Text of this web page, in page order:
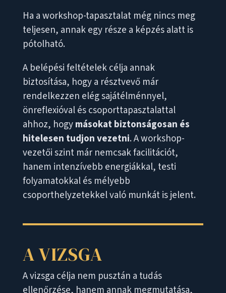
Ha a workshop-tapasztalat még nincs meg
teljesen, annak egy része a képzés alatt is
pótolható.
A belépési feltételek célja annak
biztosítása, hogy a résztvevő már
rendelkezzen elég sajátélménnyel,
önreflexióval és csoporttapasztalattal
ahhoz, hogymásokat biztonságosan és
hitelesen tudjon vezetni. A workshop-
vezetői szint már nemcsak facilitációt,
hanem intenzívebb energiákkal, testi
folyamatokkal és mélyebb
csoporthelyzetekkel való munkát is jelent.
A VIZSGA
A vizsga célja nem pusztán a tudás
ellenőrzése, hanem annak megmutatása,